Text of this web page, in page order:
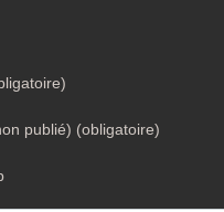
publié) (obligatoire)